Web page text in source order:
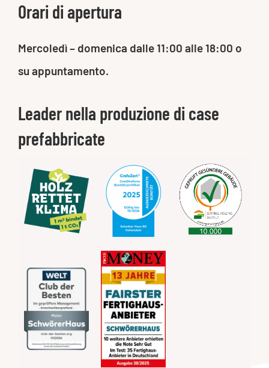
Orari di apertura
Mercoledì – domenica dalle 11:00 alle 18:00 o
su appuntamento.
Leader nella produzione di case
prefabbricate